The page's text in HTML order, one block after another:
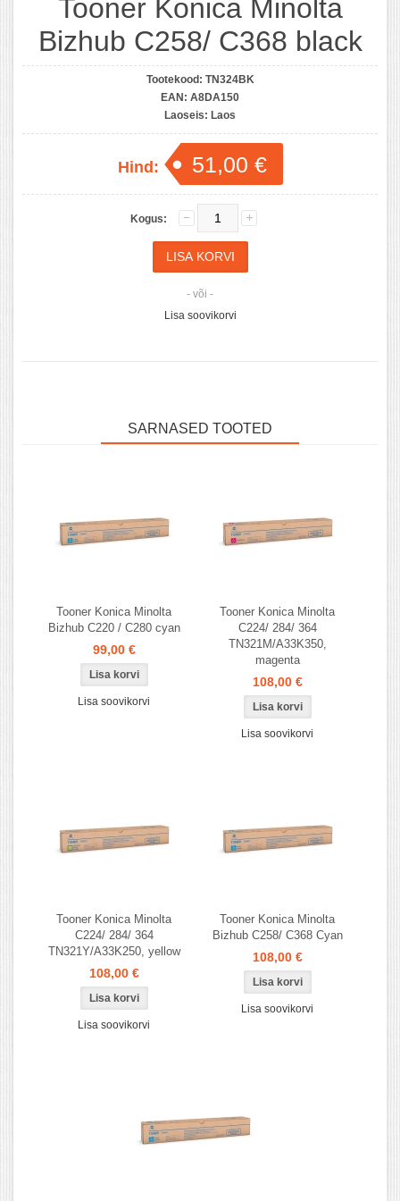
Tooner Konica Minolta
Bizhub C258/ C368 black
Tootekood: TN324BK
EAN: A8DA150
Laoseis: Laos
Hind: 51,00 €
Kogus:
- või -
Lisa soovikorvi
SARNASED TOOTED
Tooner Konica Minolta
Bizhub C220 / C280 cyan
99,00 €
Lisa soovikorvi
Tooner Konica Minolta
C224/ 284/ 364
TN321M/A33K350,
magenta
108,00 €
Lisa soovikorvi
Tooner Konica Minolta
C224/ 284/ 364
TN321Y/A33K250, yellow
108,00 €
Lisa soovikorvi
Tooner Konica Minolta
Bizhub C258/ C368 Cyan
108,00 €
Lisa soovikorvi